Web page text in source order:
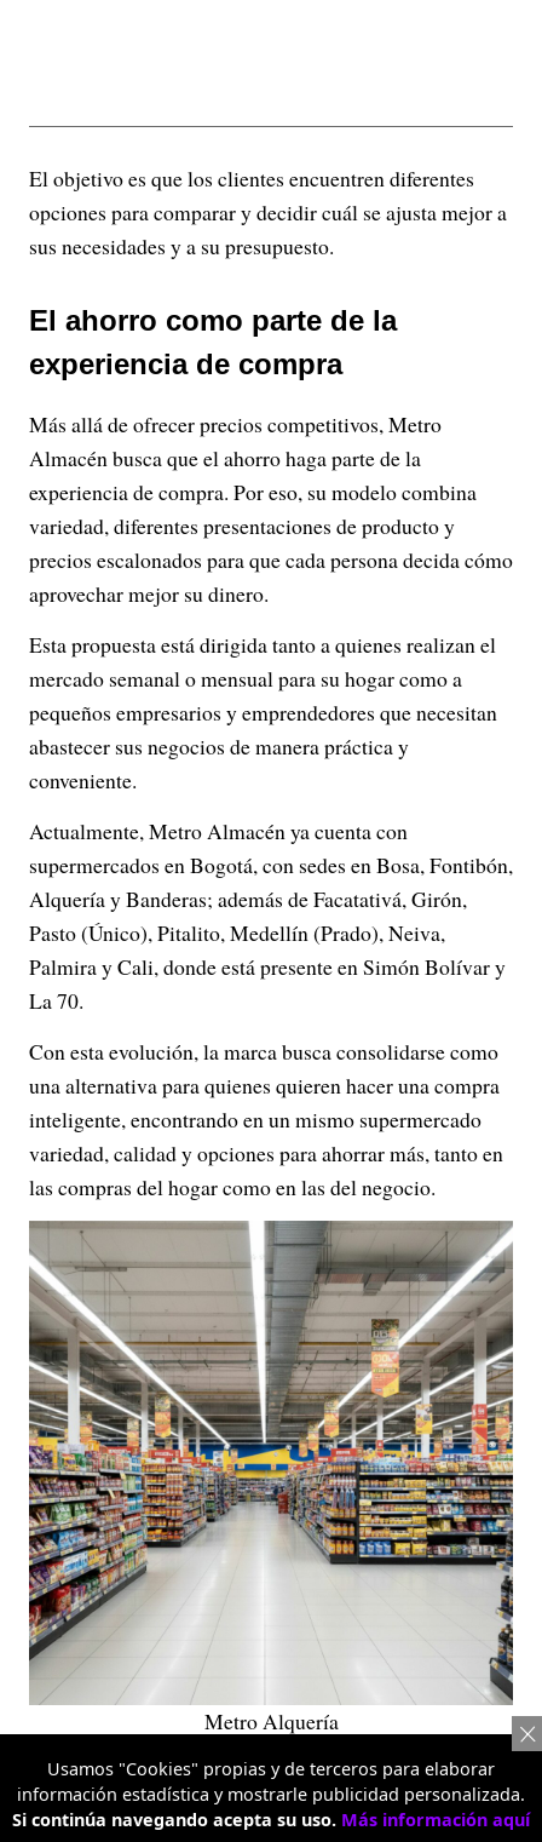
El objetivo es que los clientes encuentren diferentes
opciones para comparar y decidir cuál se ajusta mejor a
sus necesidades y a su presupuesto.
El ahorro como parte de la
experiencia de compra
Más allá de ofrecer precios competitivos, Metro
Almacén busca que el ahorro haga parte de la
experiencia de compra. Por eso, su modelo combina
variedad, diferentes presentaciones de producto y
precios escalonados para que cada persona decida cómo
aprovechar mejor su dinero.
Esta propuesta está dirigida tanto a quienes realizan el
mercado semanal o mensual para su hogar como a
pequeños empresarios y emprendedores que necesitan
abastecer sus negocios de manera práctica y
conveniente.
Actualmente, Metro Almacén ya cuenta con
supermercados en Bogotá, con sedes en Bosa, Fontibón,
Alquería y Banderas; además de Facatativá, Girón,
Pasto (Único), Pitalito, Medellín (Prado), Neiva,
Palmira y Cali, donde está presente en Simón Bolívar y
La 70.
Con esta evolución, la marca busca consolidarse como
una alternativa para quienes quieren hacer una compra
inteligente, encontrando en un mismo supermercado
variedad, calidad y opciones para ahorrar más, tanto en
las compras del hogar como en las del negocio.
Metro Alquería
TEMAS RELACIONADOS:
SUPERMERCADO TIENDAS BOGOTÁ
Usamos "Cookies" propias y de terceros para elaborar
información estadística y mostrarle publicidad personalizada.
Si continúa navegando acepta su uso. Más información aquí